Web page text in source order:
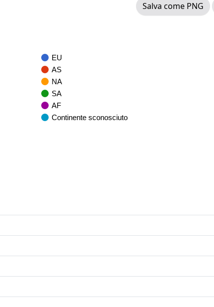
Salva come PNG
EU
AS
NA
SA
AF
Continente sconosciuto